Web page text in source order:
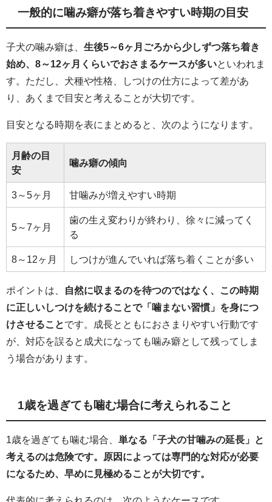
一般的に噛み癖が落ち着きやすい時期の目安
子犬の噛み癖は、 生後5～6ヶ月ごろから少しずつ落ち着き
始め、8～12ヶ月くらいでおさまるケースが多いといわれま
す。ただし、犬種や性格、しつけの仕方によって差があ
り、あくまで目安と考えることが大切です。
目安となる時期を表にまとめると、次のようになります。
月齢の目
安
噛み癖の傾向
3～5ヶ月 甘噛みが増えやすい時期
5～7ヶ月
歯の生え変わりが終わり、徐々に減ってく
る
8～12ヶ月 しつけが進んでいれば落ち着くことが多い
ポイントは、
自然に収まるのを待つのではなく、この時期
に正しいしつけを続けることで「噛まない習慣」を身につ
けさせることです。成長とともにおさまりやすい行動です
が、対応を誤ると成犬になっても噛み癖として残ってしま
う場合があります。
1歳を過ぎても噛む場合に考えられること
1歳を過ぎても噛む場合、 単なる「子犬の甘噛みの延長」と
考えるのは危険です。原因によっては専門的な対応が必要
になるため、早めに見極めることが大切です。
代表的に考えられるのは、次のようなケースです。